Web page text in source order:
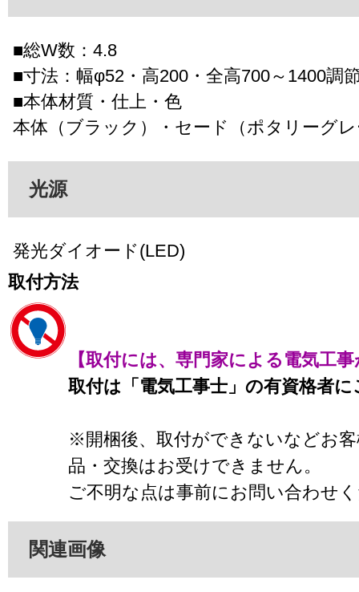
■総W数：4.8
■寸法：幅φ52・高200・全高700～1400調
■本体材質・仕上・色
本体（ブラック）・セード（ポタリーグ
光源
発光ダイオード(LED)
取付方法
【取付には、専門家による電気工
取付は「電気工事士」の有資格者
※開梱後、取付ができないなどお
品・交換はお受けできません。
ご不明な点は事前にお問い合わせ
関連画像